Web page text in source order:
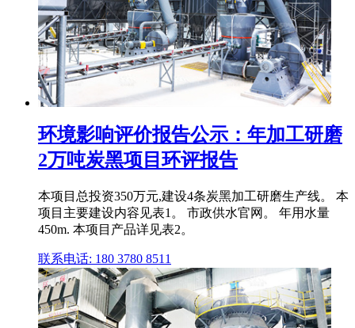
环境影响评价报告公示：年加工研磨
2万吨炭黑项目环评报告
本项目总投资350万元,建设4条炭黑加工研磨生产线。 本
项目主要建设内容见表1。 市政供水官网。 年用水量
450m. 本项目产品详见表2。
联系电话: 180 3780 8511